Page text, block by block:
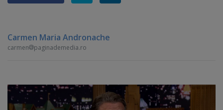
Carmen Maria Andronache
carmen paginademedia.ro